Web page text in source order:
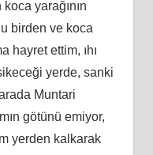
koca yarağının
birden ve koca
hayret ettim, ıhı
yerde, sanki
Muntari
götünü emiyor,
yerden kalkarak